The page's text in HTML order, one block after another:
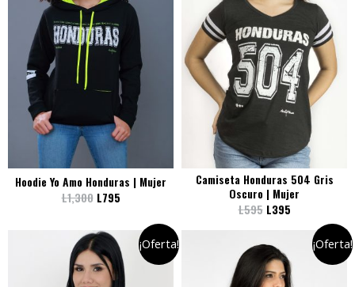
Hoodie Yo Amo Honduras | Mujer
L1,300 L795
Camiseta Honduras 504 Gris
Oscuro | Mujer
L595 L395
¡Oferta! ¡Oferta!